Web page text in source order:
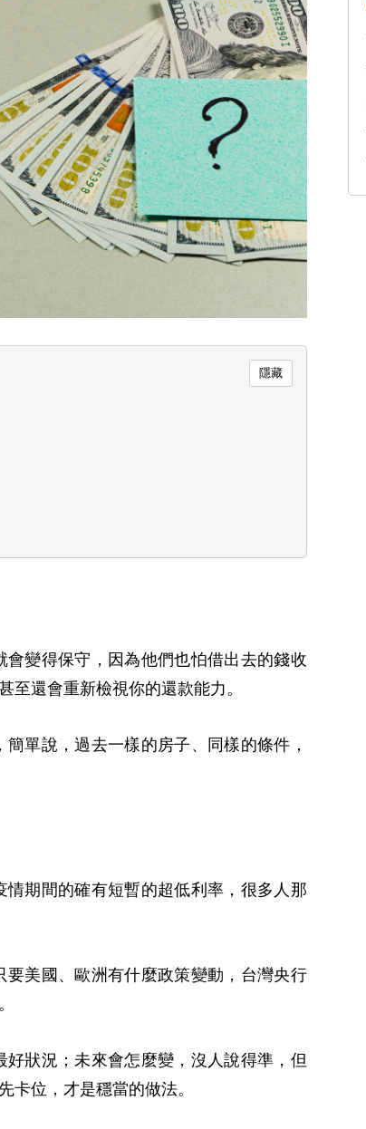
變得保守，因為他們也怕借出去的錢收
還會重新檢視你的還款能力。
單說，過去一樣的房子、同樣的條件，
期間的確有短暫的超低利率，很多人那
美國、歐洲有什麼政策變動，台灣央行
狀況；未來會怎麼變，沒人說得準，但
卡位，才是穩當的做法。